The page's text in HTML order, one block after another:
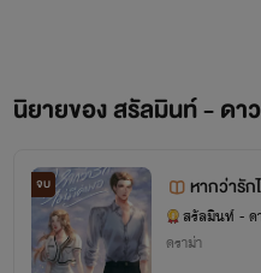
จบ หากว่ารั
สรัลมินท์ - ด
ดราม่า